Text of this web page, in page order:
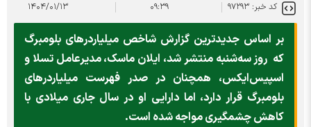
کد خبر: ۹۷۲۹۳ ۰۹:۳۹ ۱۴۰۴/۰۱/۱۳
بر اساس جدیدترین گزارش شاخص میلیاردرهای بلومبرگ
که روز سه‌شنبه منتشر شد، ایلان ماسک، مدیرعامل تسلا و
اسپیس‌ایکس، همچنان در صدر فهرست میلیاردرهای
بلومبرگ قرار دارد، اما دارایی او در سال جاری میلادی با
کاهش چشمگیری مواجه شده است.